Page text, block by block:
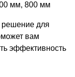
мм, 800 мм
для
вам
эффективность